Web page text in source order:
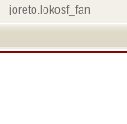
joreto.lokosf_fan